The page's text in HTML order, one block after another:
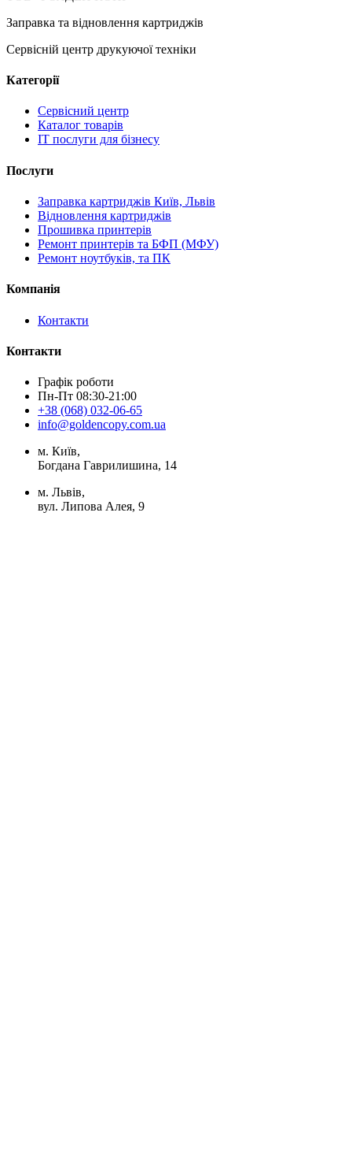
Заправка та відновлення картриджів
Сервісній центр друкуючої техніки
Категорії
Сервісний центр
Каталог товарів
IT послуги для бізнесу
Послуги
Заправка картриджів Київ, Львів
Відновлення картриджів
Прошивка принтерів
Ремонт принтерів та БФП (МФУ)
Ремонт ноутбуків, та ПК
Компанія
Контакти
Контакти
Графік роботи
Пн-Пт 08:30-21:00
+38 (068) 032-06-65
info@goldencopy.com.ua
м. Київ,
Богдана Гаврилишина, 14
м. Львів,
вул. Липова Алея, 9